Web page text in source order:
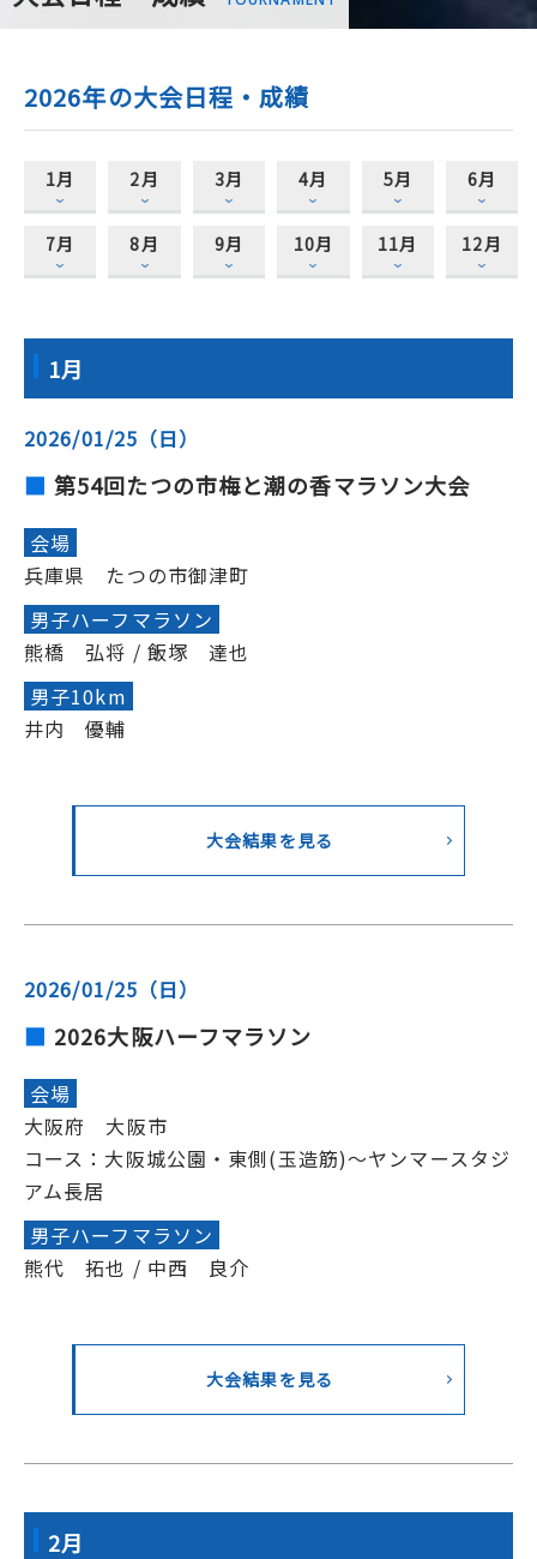
2026年の大会日程・成績
1月 2月 3月 4月 5月 6月
7月 8月 9月 10月 11月 12月
1月
2026/01/25（日）
第54回たつの市梅と潮の香マラソン大会
会場
兵庫県 たつの市御津町
男子ハーフマラソン
熊橋 弘将 / 飯塚 達也
男子10km
井内 優輔
大会結果を見る
2026/01/25（日）
2026大阪ハーフマラソン
会場
大阪府 大阪市
コース：大阪城公園・東側(玉造筋)～ヤンマースタジ
アム長居
男子ハーフマラソン
熊代 拓也 / 中西 良介
大会結果を見る
2月